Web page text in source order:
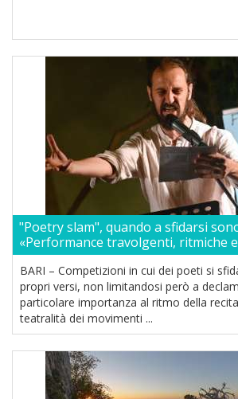
"Poetry slam", quando a sfidarsi
«Performance travolgenti, ritmiche
BARI – Competizioni in cui dei poeti si
propri versi, non limitandosi però a
particolare importanza al ritmo della
teatralità dei movimenti ...